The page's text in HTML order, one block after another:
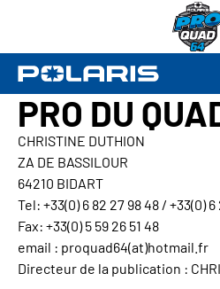
PRO DU
CHRISTINE DUTHION
ZA DE BASSILOUR
64210 BIDART
Tel: +33(0) 6 82 27 98 48 / +33(0) 6
Fax: +33(0) 5 59 26 51 48
email : proquad64(at)hotmail.fr
Directeur de la publication :